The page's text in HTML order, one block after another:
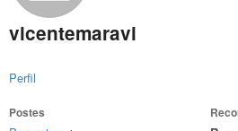
vicentemaravi
Perfil
Postes